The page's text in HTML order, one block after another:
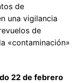
de
una vigilancia
de
«contaminación»
22 de febrero